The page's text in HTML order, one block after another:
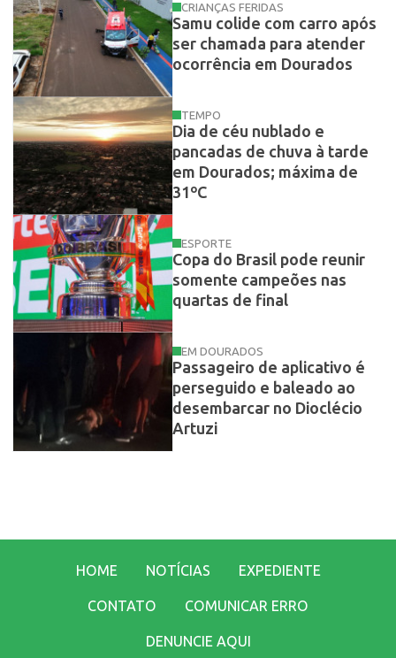
CRIANÇAS FERIDAS
Samu colide com carro após
ser chamada para atender
ocorrência em Dourados
TEMPO
Dia de céu nublado e
pancadas de chuva à tarde
em Dourados; máxima de
31ºC
ESPORTE
Copa do Brasil pode reunir
somente campeões nas
quartas de final
EM DOURADOS
Passageiro de aplicativo é
perseguido e baleado ao
desembarcar no Dioclécio
Artuzi
HOME NOTÍCIAS EXPEDIENTE
CONTATO COMUNICAR ERRO
DENUNCIE AQUI